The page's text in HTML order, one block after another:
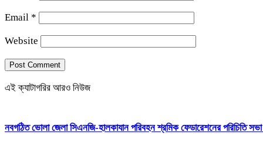
Email *
Website
এই ক্যাটাগরির আরও নিউজ
নবগঠিত ভোলা জেলা সিএনজি-হালকাযান পরিবহন শ্রমিক ফেডারেশনের পরিচিতি